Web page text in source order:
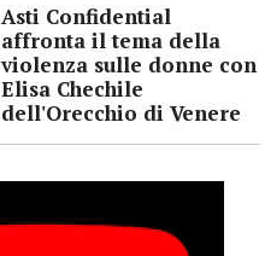
Asti Confidential
affronta il tema della
violenza sulle donne con
Elisa Chechile
dell'Orecchio di Venere